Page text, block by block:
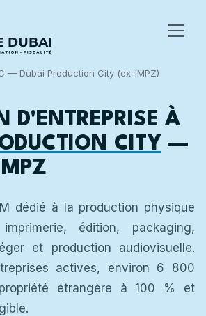
— Dubai Production City (ex-IMPZ)
D'ENTREPRISE À
CITY —
dédié à la production physique
édition, packaging,
et production audiovisuelle.
actives, environ 6 800
étrangère à 100 % et